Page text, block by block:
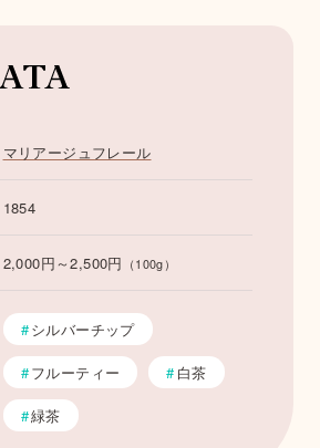
マリアージュフレール
1854
2,000円～2,500円 （100g）
シルバーチップ
フルーティー 白茶
緑茶